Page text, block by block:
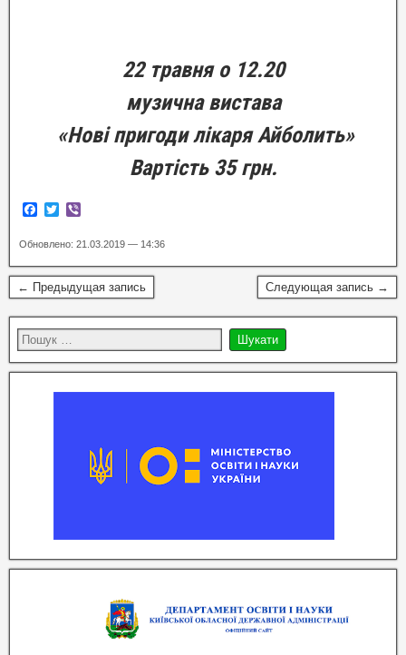
22 травня о 12.20
музична вистава
«Нові пригоди лікаря Айболить»
Вартість 35 грн.
F
e
b
o
o
T
t
t
e
r
b
e
r
Обновлено: 21.03.2019 — 14:36
← Предыдущая запись Следующая запись →